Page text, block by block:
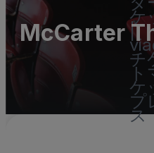
ケ
|
チ
ト
ケ
プ
ス
McCarter
Center -
Parking